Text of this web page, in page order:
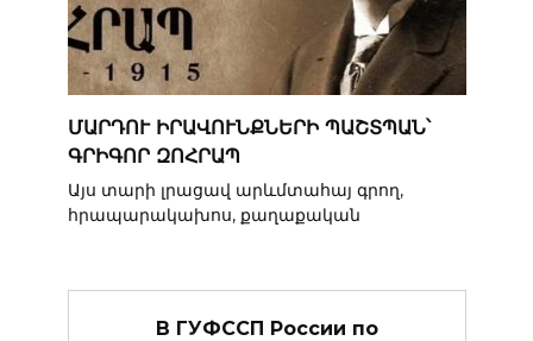
ՄԱՐԴՈՒ ԻՐԱՎՈՒՆՔՆԵՐԻ ՊԱՇՏՊԱՆ՝
ԳՐԻԳՈՐ ԶՈՀՐԱՊ
Այս տարի լրացավ արևմտահայ գրող,
հրապարակախոս, քաղաքական
В ГУФССП России по